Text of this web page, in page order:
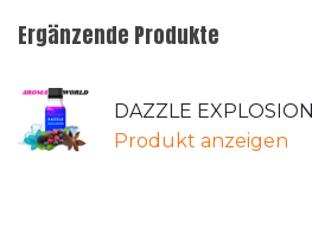
Ergänzende Produkte
DAZZLE EXPLOSION
Produkt anzeigen